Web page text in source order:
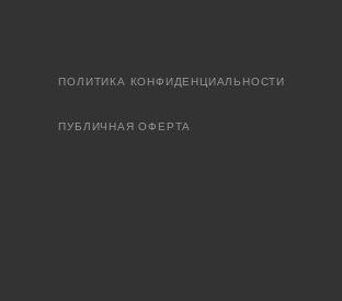
ПОЛИТИКА КОНФИДЕНЦИАЛЬНОСТИ
ПУБЛИЧНАЯ ОФЕРТА